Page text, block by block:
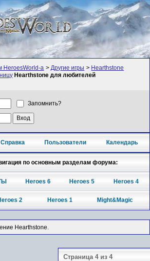
HeroesWorld-а >Другие игры > Hearthstone
Hearthstone для любителей
Запомнить?
Справка Пользователи Календарь
по основным разделам форума:
Heroes 6 Heroes 5 Heroes 4
2 Heroes 1 Might&Magic
Hearthstone.
Страница 4 из 4